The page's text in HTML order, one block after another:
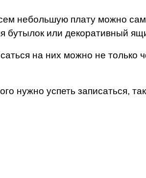
небольшую плату можно
бутылок или декоративный
на них можно не только
нужно успеть записаться,